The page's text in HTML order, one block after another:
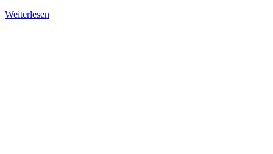
Weiterlesen